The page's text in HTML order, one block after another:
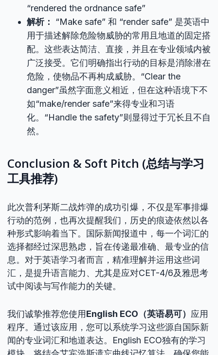
“rendered the ordnance safe”
解析：
“Make safe” 和 “render safe” 是英语中
用于描述解除危险物威胁的常用且地道的固定搭
配。这些表达简洁、直接，并且在专业领域内被
广泛接受。它们明确指出行动的目标是消除潜在
危险，使物品不再构成威胁。“Clear the
danger”虽然字面意义相近，但在这种语境下不
如“make/render safe”来得专业和习语
化。“Handle the safety”则显得过于冗长且不自
然。
Conclusion & Soft Pitch (总结与学习
工具推荐)
此次普利茅斯二战炸弹的成功引爆，不仅是军事排爆
行动的范例，也再次提醒我们，历史的痕迹依然以各
种形式影响着当下。国际新闻报道中，每一个词汇的
选择都经过深思熟虑，旨在传递最准确、最专业的信
息。对于英语学习者而言，精准理解并运用这些词
汇，是提升语言能力、尤其是应对CET-4/6及雅思考
试中阅读与写作能力的关键。
我们诚挚推荐您使用English ECO（英语易可） 应用
程序。通过该应用，您可以系统学习这些源自国际新
闻的专业词汇和地道表达。English ECO独有的学习